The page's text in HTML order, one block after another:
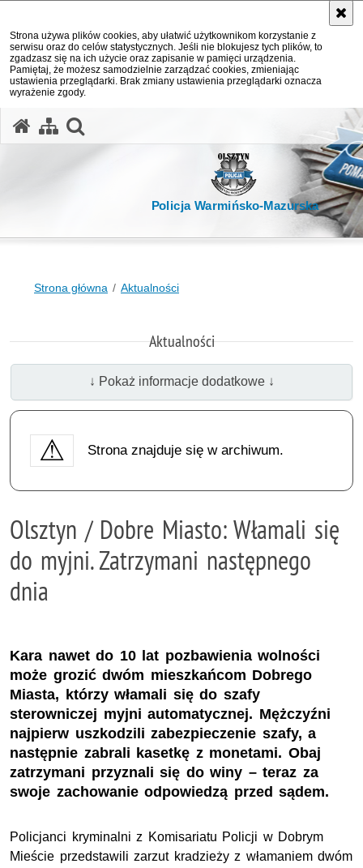
Strona używa plików cookies, aby ułatwić użytkownikom korzystanie z
serwisu oraz do celów statystycznych. Jeśli nie blokujesz tych plików, to
zgadzasz się na ich użycie oraz zapisanie w pamięci urządzenia.
Pamiętaj, że możesz samodzielnie zarządzać cookies, zmieniając
ustawienia przeglądarki. Brak zmiany ustawienia przeglądarki oznacza
wyrażenie zgody.
Policja Warmińsko-Mazurska
Strona główna Aktualności
Aktualności
↓ Pokaż informacje dodatkowe ↓
Strona znajduje się w archiwum.
Olsztyn / Dobre Miasto: Włamali się
do myjni. Zatrzymani następnego
dnia
Kara nawet do 10 lat pozbawienia wolności
może grozić dwóm mieszkańcom Dobrego
Miasta, którzy włamali się do szafy
sterowniczej myjni automatycznej. Mężczyźni
najpierw uszkodzili zabezpieczenie szafy, a
następnie zabrali kasetkę z monetami. Obaj
zatrzymani przyznali się do winy – teraz za
swoje zachowanie odpowiedzą przed sądem.
Policjanci kryminalni z Komisariatu Policji w Dobrym
Mieście przedstawili zarzut kradzieży z włamaniem dwóm